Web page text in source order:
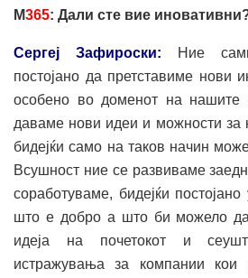
М365: Дали сте вие
Сергеј Зафироски:
Ние
постојано да претставиме нови
особено во доменот на нашите
даваме нови идеи и можности за
бидејќи само на таков начин
Всушност ние се развиваме
соработуваме, бидејќи
што е добро а што би можело
идеја на почетокот и
истражувања за компании кои